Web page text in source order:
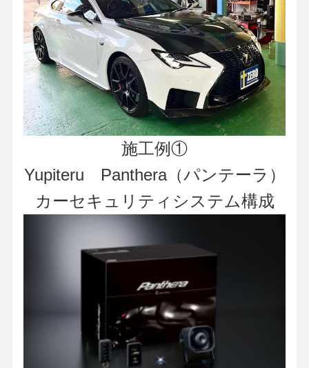
施工例①
Yupiteru Panthera（パンテーラ）
カーセキュリティシステム構成